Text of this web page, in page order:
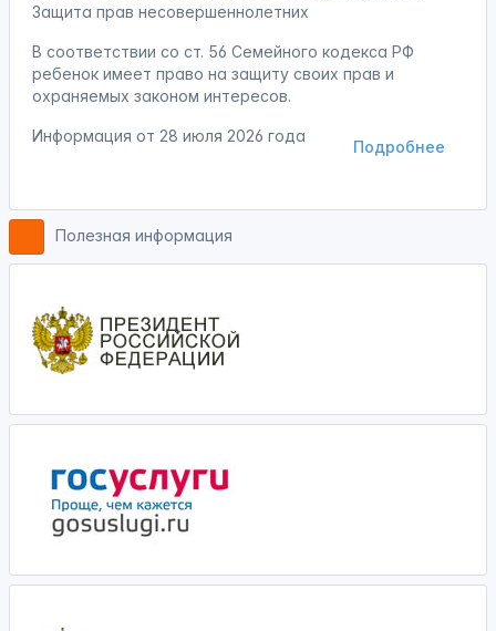
Защита прав несовершеннолетних
В соответствии со ст. 56 Семейного кодекса РФ
ребенок имеет право на защиту своих прав и
охраняемых законом интересов.
Подробнее
Информация от 28 июля 2026 года
Полезная информация